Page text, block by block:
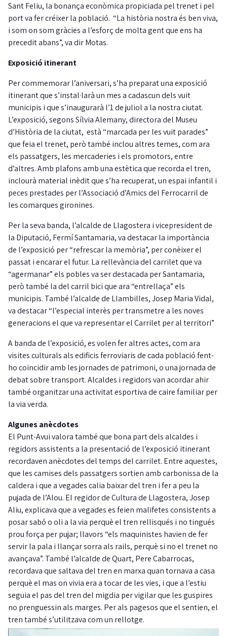
Sant Feliu, la bonança econòmica propiciada pel trenet i pel
port va fer créixer la població. “La història nostra és ben viva,
i som on som gràcies a l’esforç de molta gent que ens ha
precedit abans”, va dir Motas.
Exposició itinerant
Per commemorar l’aniversari, s’ha preparat una exposició
itinerant que s’instal·larà un mes a cadascun dels vuit
municipis i que s’inaugurarà l’1 de juliol a la nostra ciutat.
L’exposició, segons Sílvia Alemany, directora del Museu
d’Història de la ciutat, està “marcada per les vuit parades”
que feia el trenet, però també inclou altres temes, com ara
els passatgers, les mercaderies i els promotors, entre
d’altres. Amb plafons amb una estètica que recorda el tren,
inclourà material inèdit que s’ha recuperat, un espai infantil i
peces prestades per l’Associació d’Amics del Ferrocarril de
les comarques gironines.
Per la seva banda, l’alcalde de Llagostera i vicepresident de
la Diputació, Fermí Santamaria, va destacar la importància
de l’exposició per “refrescar la memòria”, per conèixer el
passat i encarar el futur. La rellevància del carrilet que va
“agermanar” els pobles va ser destacada per Santamaria,
però també la del carril bici que ara “entrellaça” els
municipis. També l’alcalde de Llambilles, Josep Maria Vidal,
va destacar “l’especial interès per transmetre a les noves
generacions el que va representar el Carrilet per al territori”
A banda de l’exposició, es volen fer altres actes, com ara
visites culturals als edificis ferroviaris de cada població fent-
ho coincidir amb les jornades de patrimoni, o una jornada de
debat sobre transport. Alcaldes i regidors van acordar ahir
també organitzar una activitat esportiva de caire familiar per
la via verda.
Algunes anècdotes
El Punt-Avui valora també que bona part dels alcaldes i
regidors assistents a la presentació de l’exposició itinerant
recordaven anècdotes del temps del carrilet. Entre aquestes,
que les camises dels passatgers sortien amb carbonissa de la
caldera i que a vegades calia baixar del tren i fer a peu la
pujada de l’Alou. El regidor de Cultura de Llagostera, Josep
Aliu, explicava que a vegades es feien malifetes consistents a
posar sabó o oli a la via perquè el tren rellisqués i no tingués
prou força per pujar; llavors “els maquinistes havien de fer
servir la pala i llançar sorra als rails, perquè si no el trenet no
avançava”. També l’alcalde de Quart, Pere Cabarrocas,
recordava que saltava del tren en marxa quan tornava a casa
perquè el mas on vivia era a tocar de les vies, i que a l’estiu
seguia el pas del tren del migdia per vigilar que les guspires
no prenguessin als marges. Per als pagesos que el sentien, el
tren també s’utilitzava com un rellotge.